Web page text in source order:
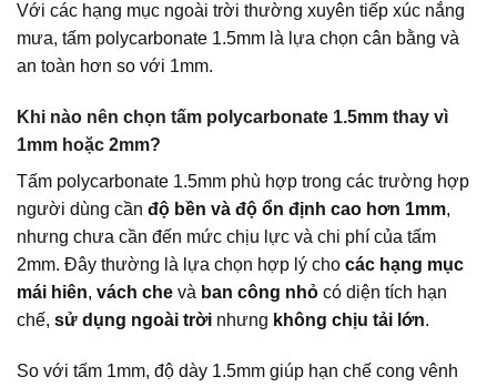
Với các hạng mục ngoài trời thường xuyên tiếp xúc nắng
mưa, tấm polycarbonate 1.5mm là lựa chọn cân bằng và
an toàn hơn so với 1mm.
Khi nào nên chọn tấm polycarbonate 1.5mm thay vì
1mm hoặc 2mm?
Tấm polycarbonate 1.5mm phù hợp trong các trường hợp
người dùng cần độ bền và độ ổn định cao hơn 1mm,
nhưng chưa cần đến mức chịu lực và chi phí của tấm
2mm. Đây thường là lựa chọn hợp lý cho các hạng mục
mái hiên, vách che và ban công nhỏ có diện tích hạn
chế, sử dụng ngoài trời nhưng không chịu tải lớn.
So với tấm 1mm, độ dày 1.5mm giúp hạn chế cong vênh